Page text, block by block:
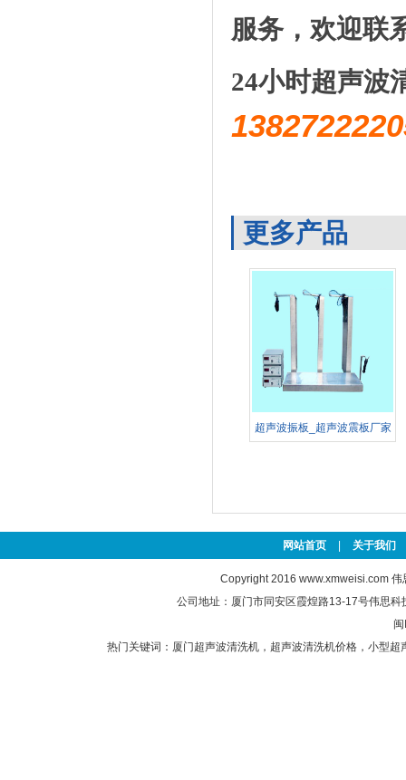
服务，欢迎联
24小时超声波
更多产品
超声波振板_超声波震板厂家
网站首页 关于我们
Copyright 2016 www.xmweisi.com伟
公司地址：厦门市同安区霞煌路13-17号伟思
热门关键词： 厦门超声波清洗机 ， 超声波清洗机价格 ， 小型超